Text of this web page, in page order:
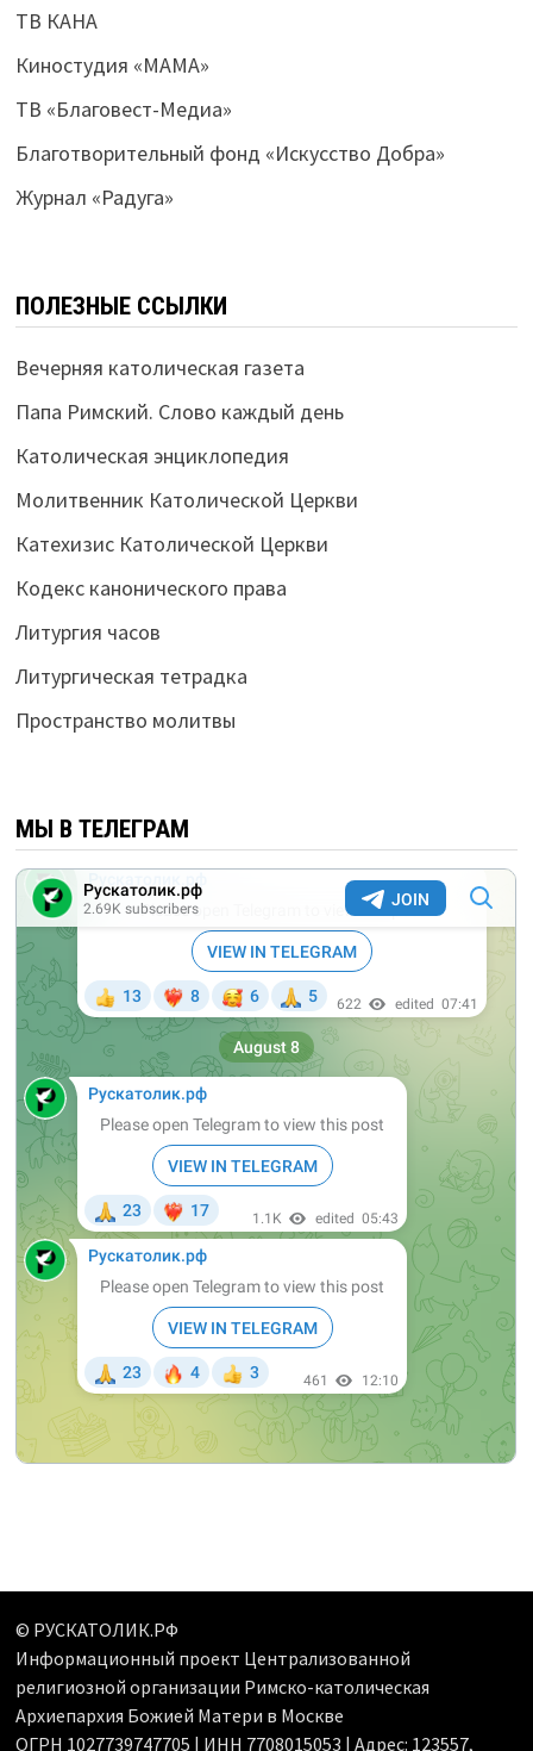
ТВ КАНА
Киностудия «МАМА»
ТВ «Благовест-Медиа»
Благотворительный фонд «Искусство Добра»
Журнал «Радуга»
ПОЛЕЗНЫЕ ССЫЛКИ
Вечерняя католическая газета
Папа Римский. Слово каждый день
Католическая энциклопедия
Молитвенник Католической Церкви
Катехизис Католической Церкви
Кодекс канонического права
Литургия часов
Литургическая тетрадка
Пространство молитвы
МЫ В ТЕЛЕГРАМ
© РУСКАТОЛИК.РФ
Информационный проект Централизованной
религиозной организации Римско-католическая
Архиепархия Божией Матери в Москве
ОГРН 1027739747705 | ИНН 7708015053 | Адрес: 123557,